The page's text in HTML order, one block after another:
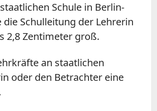
Schule in Berlin-
Schulleitung der Lehrerin
2,8 Zentimeter groß.
an staatlichen
oder den Betrachter eine